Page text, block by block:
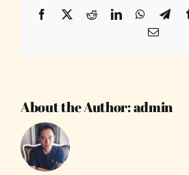
Facebook
X RedditLinkedIn
Email
About the Author:admin